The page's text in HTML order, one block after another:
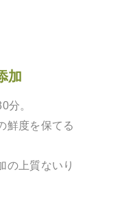
加
分。
鮮度を保てる
の上質ないり